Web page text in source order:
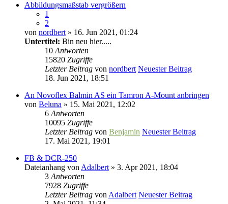
Abbildungsmaßstab vergrößern
1
2
von nordbert » 16. Jun 2021, 01:24
Untertitel: Bin neu hier.....
10 Antworten
15820 Zugriffe
Letzter Beitrag von nordbert Neuester Beitrag
18. Jun 2021, 18:51
An Novoflex Balmin AS ein Tamron A-Mount anbringen
von Beluna » 15. Mai 2021, 12:02
6 Antworten
10095 Zugriffe
Letzter Beitrag von Benjamin Neuester Beitrag
17. Mai 2021, 19:01
FB & DCR-250
Dateianhang von Adalbert » 3. Apr 2021, 18:04
3 Antworten
7928 Zugriffe
Letzter Beitrag von Adalbert Neuester Beitrag